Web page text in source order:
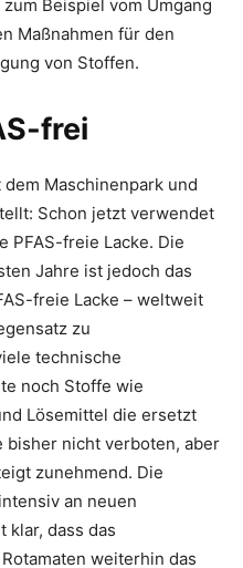
Beispiel vom Umgang
Maßnahmen für den
von Stoffen.
frei
Maschinenpark und
Schon jetzt verwendet
PFAS-freie Lacke. Die
Jahre ist jedoch das
freie Lacke – weltweit
zu
technische
noch Stoffe wie
Lösemittel die ersetzt
bisher nicht verboten, aber
zunehmend. Die
an neuen
klar, dass das
weiterhin das